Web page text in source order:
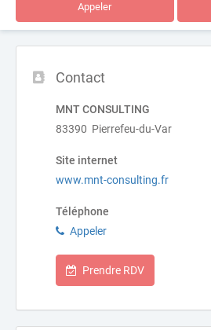
Appeler
Contact
MNT CONSULTING
83390 Pierrefeu-du-Var
Site internet
www.mnt-consulting.fr
Téléphone
Appeler
Prendre RDV